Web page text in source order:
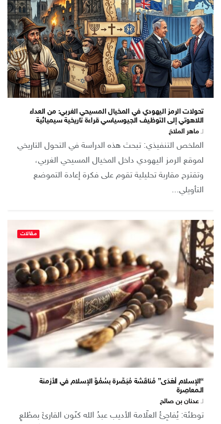
تحولات الرمز اليهودي في المخيال المسيحي الغربي: من العداء
اللاهوتي إلى التوظيف الجيوسياسي قراءة تاريخية سيميائية
لـ ماهر الملاخ
الملخص التنفيذي: تبحث هذه الدراسة في التحول التاريخي
لموقع الرمز اليهودي داخل المخيال المسيحي الغربي،
وتقترح مقاربة تحليلية تقوم على فكرة إعادة التموضع
التأويلي...
مقالات
“الإسلام أهْدَى” مُناقَشة مُبَصِّرة بسُمُوِّ الإسلام في الأزمنة
الـمعاصِرة
لـ عدنان بن صالح
توطئة: يُفاجِئُ العلّامة الأديب عبدُ الله كنّون القارئَ بمطْلعٍ